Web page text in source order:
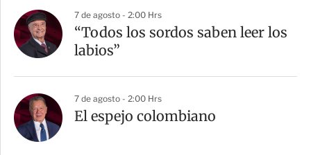
7 de agosto - 2:00 Hrs
“Todos los sordos saben leer los
labios”
7 de agosto - 2:00 Hrs
El espejo colombiano